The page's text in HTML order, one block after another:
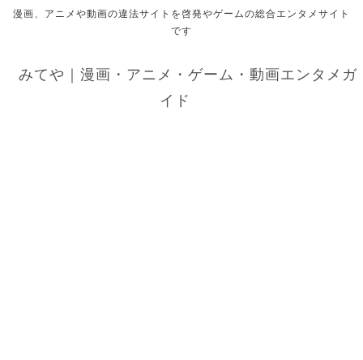
漫画、アニメや動画の違法サイトを啓発やゲームの総合エンタメサイト
です
みてや｜漫画・アニメ・ゲーム・動画エンタメガ
イド